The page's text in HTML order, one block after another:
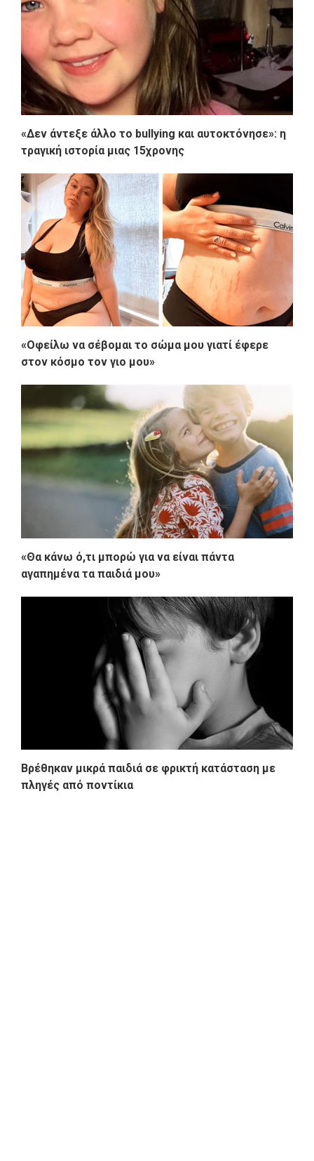
«Δεν άντεξε άλλο το bullying και αυτοκτόνησε»: η
τραγική ιστορία μιας 15χρονης
«Οφείλω να σέβομαι το σώμα μου γιατί έφερε
στον κόσμο τον γιο μου»
«Θα κάνω ό,τι μπορώ για να είναι πάντα
αγαπημένα τα παιδιά μου»
Βρέθηκαν μικρά παιδιά σε φρικτή κατάσταση με
πληγές από ποντίκια